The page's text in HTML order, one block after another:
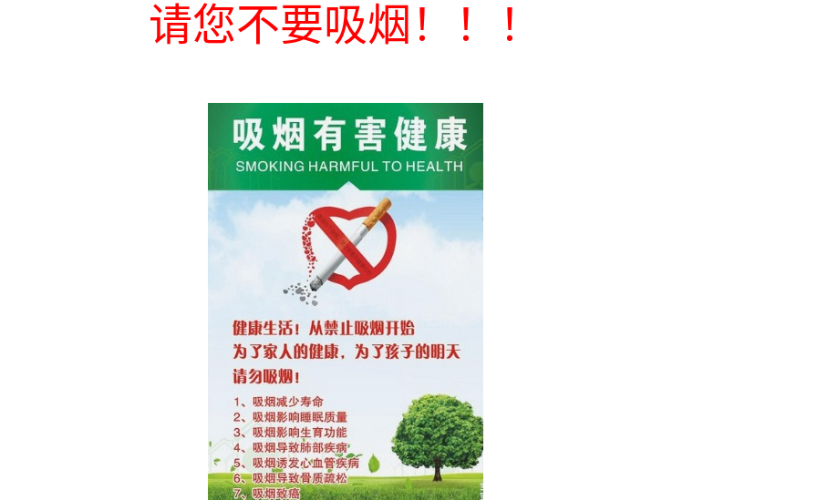
请您不要吸烟！！！